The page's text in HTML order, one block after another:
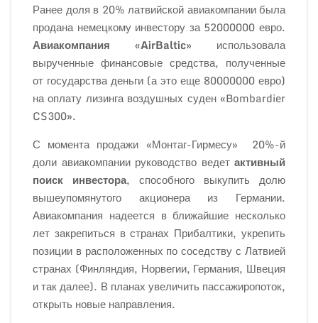
Ранее доля в 20% латвийской авиакомпании была
продана немецкому инвестору за 52000000 евро.
Авиакомпания «AirBaltic» использовала
вырученные финансовые средства, полученные
от государства деньги (а это еще 80000000 евро)
на оплату лизинга воздушных суден «Bombardier
CS300».
С момента продажи «Монтаг-Гирмесу» 20%-й
доли авиакомпании руководство ведет активный
поиск инвестора, способного выкупить долю
вышеупомянутого акционера из Германии.
Авиакомпания надеется в ближайшие несколько
лет закрепиться в странах Прибалтики, укрепить
позиции в расположенных по соседству с Латвией
странах (Финляндия, Норвегии, Германия, Швеция
и так далее). В планах увеличить пассажиропоток,
открыть новые направления.